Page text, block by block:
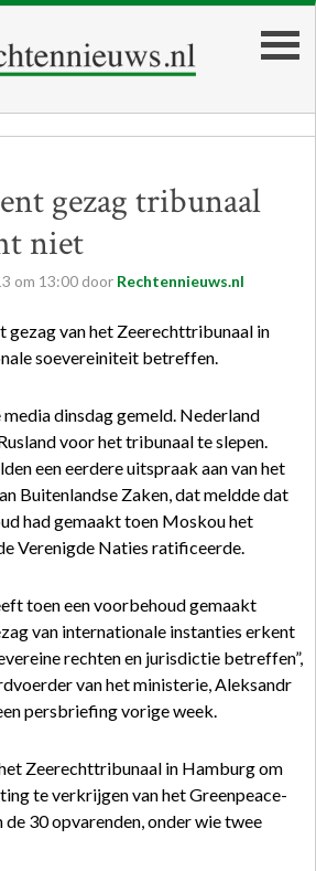
gezag tribunaal
niet
om 13:00 door Rechtennieuws.nl
gezag van het Zeerechttribunaal in
soevereiniteit betreffen.
dinsdag gemeld. Nederland
voor het tribunaal te slepen.
een eerdere uitspraak aan van het
Buitenlandse Zaken, dat meldde dat
had gemaakt toen Moskou het
Verenigde Naties ratificeerde.
toen een voorbehoud gemaakt
van internationale instanties erkent
rechten en jurisdictie betreffen”,
van het ministerie, Aleksandr
persbriefing vorige week.
Zeerechttribunaal in Hamburg om
te verkrijgen van het Greenpeace-
de 30 opvarenden, onder wie twee